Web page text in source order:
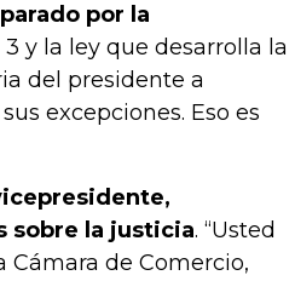
por la
y la ley que desarrolla la
del presidente a
excepciones. Eso es
sobre la justicia. “Usted
de Comercio,